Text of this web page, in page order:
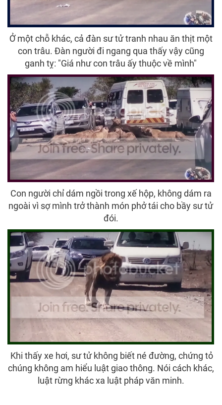
Ở một chỗ khác, cả đàn sư tử tranh nhau ăn thịt một
con trâu. Đàn người đi ngang qua thấy vậy cũng
ganh tỵ: "Giá như con trâu ấy thuộc về mình"
Con người chỉ dám ngồi trong xế hộp, không dám ra
ngoài vì sợ mình trở thành món phở tái cho bầy sư tử
đói.
Khi thấy xe hơi, sư tử không biết né đường, chứng tỏ
chúng không am hiểu luật giao thông. Nói cách khác,
luật rừng khác xa luật pháp văn minh.